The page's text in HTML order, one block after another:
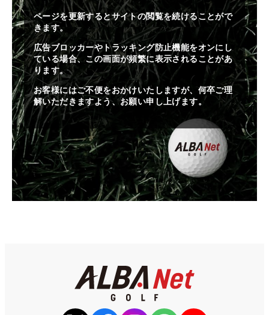
ページを更新するとサイトの閲覧を続けることがで
きます。
広告ブロッカーやトラッキング防止機能をオンにし
ている場合、この画面が頻繁に表示されることがあ
ります。
お客様にはご不便をおかけいたしますが、何卒ご理
解いただきますよう、お願い申し上げます。